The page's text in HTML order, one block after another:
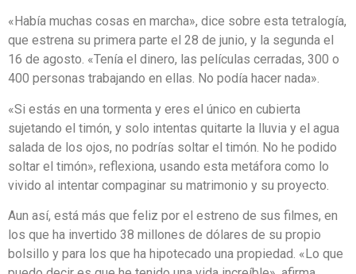
«Había muchas cosas en marcha», dice sobre esta tetralogía,
que estrena su primera parte el 28 de junio, y la segunda el
16 de agosto. «Tenía el dinero, las películas cerradas, 300 o
400 personas trabajando en ellas. No podía hacer nada».
«Si estás en una tormenta y eres el único en cubierta
sujetando el timón, y solo intentas quitarte la lluvia y el agua
salada de los ojos, no podrías soltar el timón. No he podido
soltar el timón», reflexiona, usando esta metáfora como lo
vivido al intentar compaginar su matrimonio y su proyecto.
Aun así, está más que feliz por el estreno de sus filmes, en
los que ha invertido 38 millones de dólares de su propio
bolsillo y para los que ha hipotecado una propiedad. «Lo que